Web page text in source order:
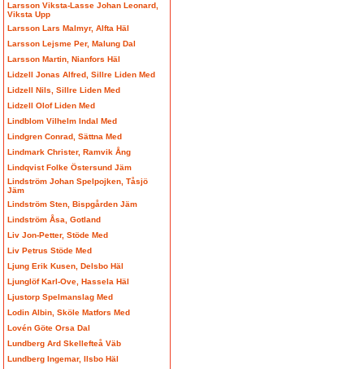
Larsson Viksta-Lasse Johan Leonard,
Viksta Upp
Larsson Lars Malmyr, Alfta Häl
Larsson Lejsme Per, Malung Dal
Larsson Martin, Nianfors Häl
Lidzell Jonas Alfred, Sillre Liden Med
Lidzell Nils, Sillre Liden Med
Lidzell Olof Liden Med
Lindblom Vilhelm Indal Med
Lindgren Conrad, Sättna Med
Lindmark Christer, Ramvik Ång
Lindqvist Folke Östersund Jäm
Lindström Johan Spelpojken, Tåsjö
Jäm
Lindström Sten, Bispgården Jäm
Lindström Åsa, Gotland
Liv Jon-Petter, Stöde Med
Liv Petrus Stöde Med
Ljung Erik Kusen, Delsbo Häl
Ljunglöf Karl-Ove, Hassela Häl
Ljustorp Spelmanslag Med
Lodin Albin, Sköle Matfors Med
Lovén Göte Orsa Dal
Lundberg Ard Skellefteå Väb
Lundberg Ingemar, Ilsbo Häl